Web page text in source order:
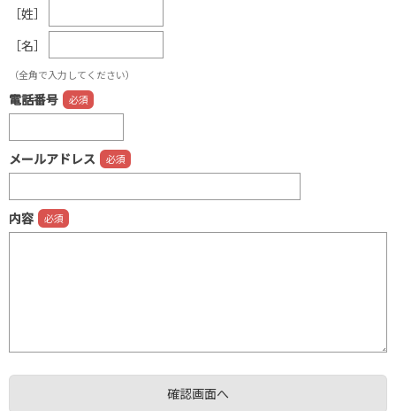
［姓］
［名］
（全角で入力してください）
電話番号
メールアドレス
内容